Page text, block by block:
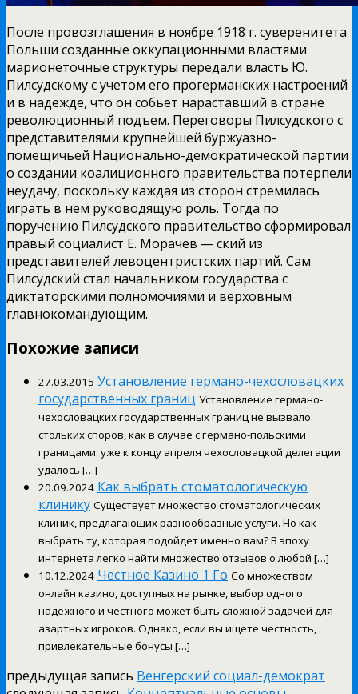
После провозглашения в ноябре 1918 г. суверенитета
Польши созданные оккупационными властями
марионеточные структуры передали власть Ю.
Пилсудскому с учетом его прогерманских настроений
и в надежде, что он собьет нараставший в стране
революционный подъем. Переговоры Пилсудского с
представителями крупнейшей буржуазно-
помещичьей Национально-демократической партии
о создании коалиционного правительства потерпели
неудачу, поскольку каждая из сторон стремилась
играть в нем руководящую роль. Тогда по
поручению Пилсудского правительство сформировал
правый социалист Е. Морачев — ский из
представителей левоцентристских партий. Сам
Пилсудский стал начальником государства с
диктаторскими полномочиями и верховным
главнокомандующим.
Похожие записи
27.03.2015 Установление германо-чехословацких
государственных границ Установление германо-
чехословацких государственных границ не вызвало
стольких споров, как в случае с германо-польскими
границами: уже к концу апреля чехословацкой делегации
удалось […]
20.09.2024 Как выбрать стоматологическую
клинику Существует множество стоматологических
клиник, предлагающих разнообразные услуги. Но как
выбрать ту, которая подойдет именно вам? В эпоху
интернета легко найти множество отзывов о любой […]
10.12.2024 Честное Казино 1 Го Со множеством
онлайн казино, доступных на рынке, выбор одного
надежного и честного может быть сложной задачей для
азартных игроков. Однако, если вы ищете честность,
привлекательные бонусы […]
предыдущая запись Венгерский социал-демократ